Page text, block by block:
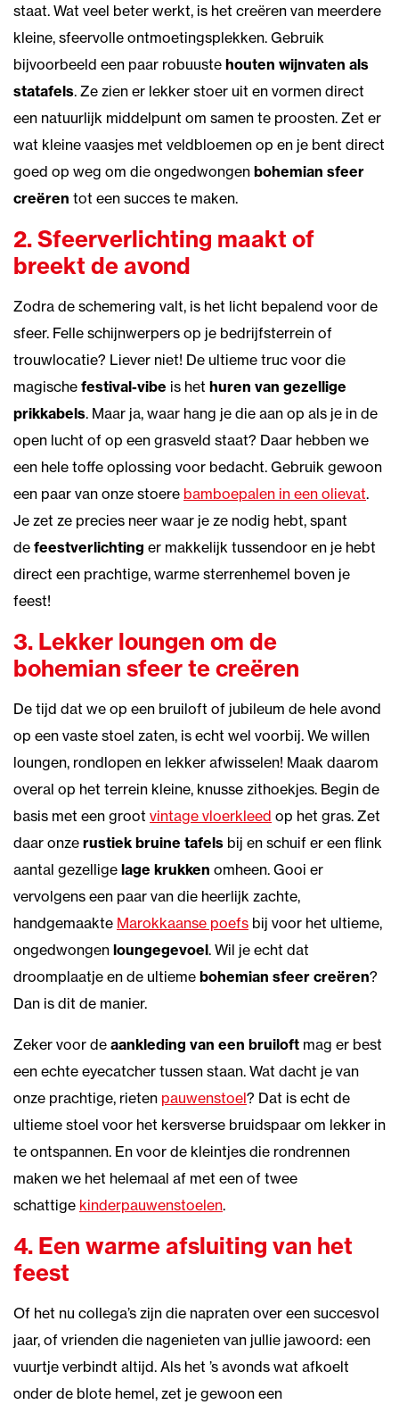
staat. Wat veel beter werkt, is het creëren van meerdere
kleine, sfeervolle ontmoetingsplekken. Gebruik
bijvoorbeeld een paar robuuste houten wijnvaten als
statafels. Ze zien er lekker stoer uit en vormen direct
een natuurlijk middelpunt om samen te proosten. Zet er
wat kleine vaasjes met veldbloemen op en je bent direct
goed op weg om die ongedwongen bohemian sfeer
creëren tot een succes te maken.
2. Sfeerverlichting maakt of
breekt de avond
Zodra de schemering valt, is het licht bepalend voor de
sfeer. Felle schijnwerpers op je bedrijfsterrein of
trouwlocatie? Liever niet! De ultieme truc voor die
magische festival-vibe is het huren van gezellige
prikkabels. Maar ja, waar hang je die aan op als je in de
open lucht of op een grasveld staat? Daar hebben we
een hele toffe oplossing voor bedacht. Gebruik gewoon
een paar van onze stoere bamboepalen in een olievat.
Je zet ze precies neer waar je ze nodig hebt, spant
de feestverlichting er makkelijk tussendoor en je hebt
direct een prachtige, warme sterrenhemel boven je
feest!
3. Lekker loungen om de
bohemian sfeer te creëren
De tijd dat we op een bruiloft of jubileum de hele avond
op een vaste stoel zaten, is echt wel voorbij. We willen
loungen, rondlopen en lekker afwisselen! Maak daarom
overal op het terrein kleine, knusse zithoekjes. Begin de
basis met een groot vintage vloerkleed op het gras. Zet
daar onze rustiek bruine tafels bij en schuif er een flink
aantal gezellige lage krukken omheen. Gooi er
vervolgens een paar van die heerlijk zachte,
handgemaakte Marokkaanse poefs bij voor het ultieme,
ongedwongen loungegevoel. Wil je echt dat
droomplaatje en de ultieme bohemian sfeer creëren?
Dan is dit de manier.
Zeker voor de aankleding van een bruiloft mag er best
een echte eyecatcher tussen staan. Wat dacht je van
onze prachtige, rieten pauwenstoel? Dat is echt de
ultieme stoel voor het kersverse bruidspaar om lekker in
te ontspannen. En voor de kleintjes die rondrennen
maken we het helemaal af met een of twee
schattige kinderpauwenstoelen.
4. Een warme afsluiting van het
feest
Of het nu collega’s zijn die napraten over een succesvol
jaar, of vrienden die nagenieten van jullie jawoord: een
vuurtje verbindt altijd. Als het ’s avonds wat afkoelt
onder de blote hemel, zet je gewoon een